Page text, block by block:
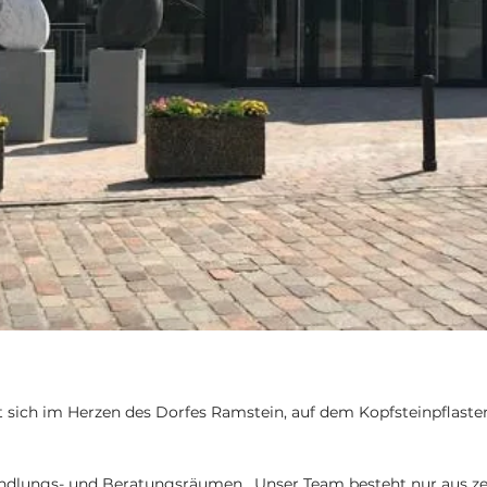
im Herzen des Dorfes Ramstein, auf dem